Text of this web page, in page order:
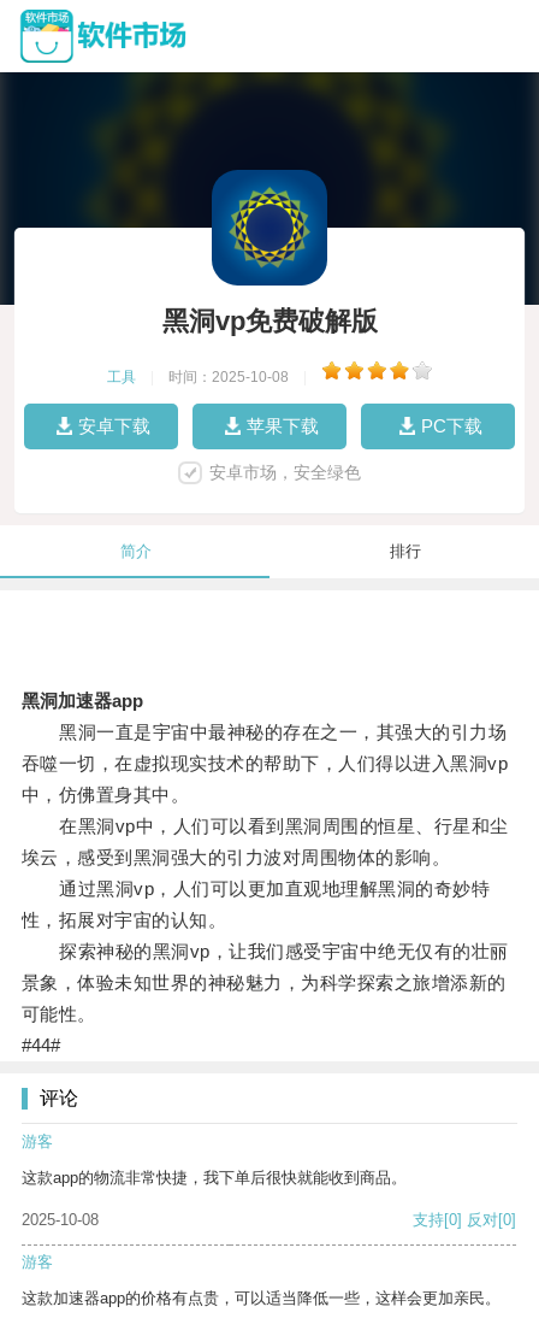
黑洞vp免费破解版
工具 时间：2025-10-08
安卓下载 苹果下载 PC下载
安卓市场，安全绿色
简介 排行
黑洞加速器app
黑洞一直是宇宙中最神秘的存在之一，其强大的引力场
吞噬一切，在虚拟现实技术的帮助下，人们得以进入黑洞vp
中，仿佛置身其中。
在黑洞vp中，人们可以看到黑洞周围的恒星、行星和尘
埃云，感受到黑洞强大的引力波对周围物体的影响。
通过黑洞vp，人们可以更加直观地理解黑洞的奇妙特
性，拓展对宇宙的认知。
探索神秘的黑洞vp，让我们感受宇宙中绝无仅有的壮丽
景象，体验未知世界的神秘魅力，为科学探索之旅增添新的
可能性。
#44#
评论
游客
这款app的物流非常快捷，我下单后很快就能收到商品。
2025-10-08 支持[0] 反对[0]
游客
这款加速器app的价格有点贵，可以适当降低一些，这样会更加亲民。